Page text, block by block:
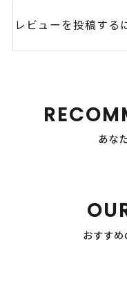
レビューを投稿する
あな
おすす